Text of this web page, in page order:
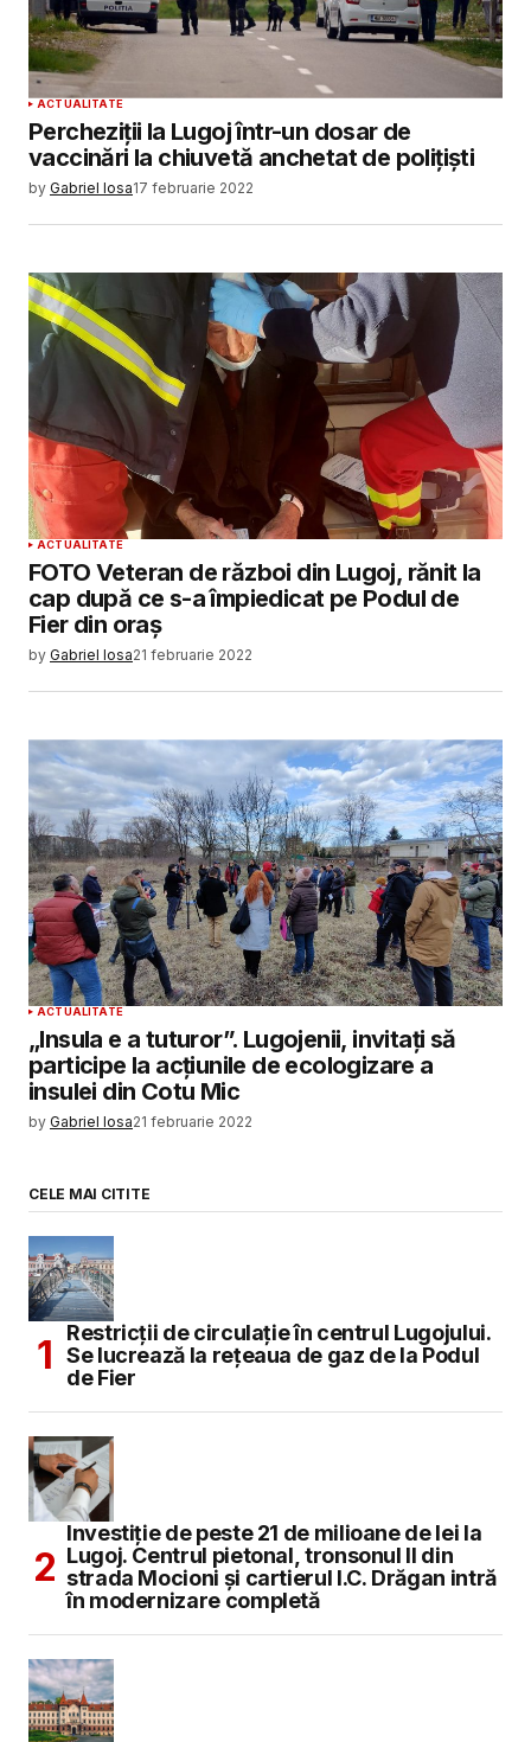
ACTUALITATE
Percheziții la Lugoj într-un dosar de
vaccinări la chiuvetă anchetat de polițiști
by Gabriel Iosa17 februarie 2022
ACTUALITATE
FOTO Veteran de război din Lugoj, rănit la
cap după ce s-a împiedicat pe Podul de
Fier din oraș
by Gabriel Iosa21 februarie 2022
ACTUALITATE
„Insula e a tuturor”. Lugojenii, invitați să
participe la acțiunile de ecologizare a
insulei din Cotu Mic
by Gabriel Iosa21 februarie 2022
CELE MAI CITITE
Restricții de circulație în centrul Lugojului.
Se lucrează la rețeaua de gaz de la Podul
de Fier
Investiție de peste 21 de milioane de lei la
Lugoj. Centrul pietonal, tronsonul II din
strada Mocioni și cartierul I.C. Drăgan intră
în modernizare completă